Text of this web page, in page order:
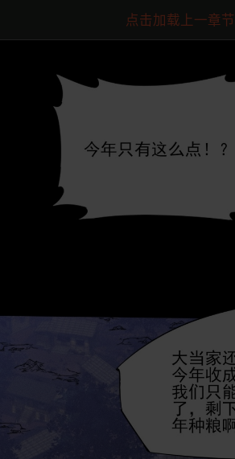
点击加载上一章节